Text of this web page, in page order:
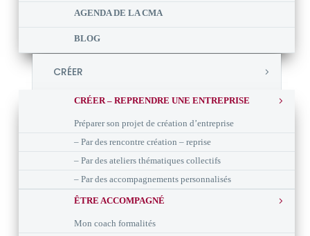
AGENDA DE LA CMA
BLOG
CRÉER
CRÉER – REPRENDRE UNE ENTREPRISE
Préparer son projet de création d’entreprise
– Par des rencontre création – reprise
– Par des ateliers thématiques collectifs
– Par des accompagnements personnalisés
ÊTRE ACCOMPAGNÉ
Mon coach formalités